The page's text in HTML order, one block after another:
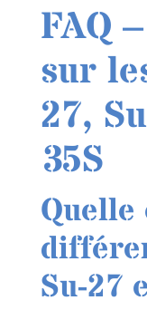
FAQ
sur
27,
35S
Quelle
Su-27